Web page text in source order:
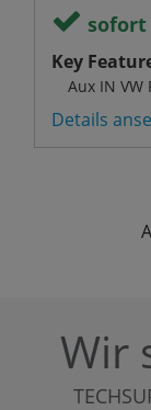
Key
Aux IN VW
Details
Wir